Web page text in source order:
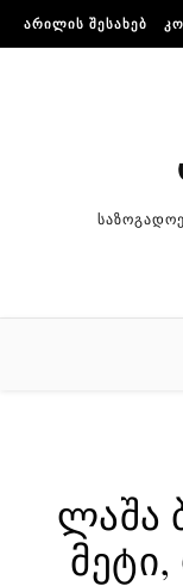
Skip to content
ᲐᲠᲘᲚᲘᲡ ᲨᲔᲡᲐᲮᲔᲑ
ლაშა